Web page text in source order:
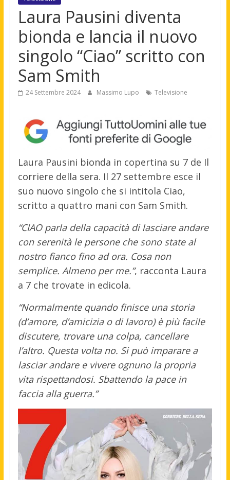
Laura Pausini diventa
bionda e lancia il nuovo
singolo “Ciao” scritto con
Sam Smith
24 Settembre 2024 Massimo Lupo Televisione
Laura Pausini bionda in copertina su 7 de Il
corriere della sera. Il 27 settembre esce il
suo nuovo singolo che si intitola Ciao,
scritto a quattro mani con Sam Smith.
“CIAO parla della capacità di lasciare andare
con serenità le persone che sono state al
nostro fianco fino ad ora. Cosa non
semplice. Almeno per me.”, racconta Laura
a 7 che trovate in edicola.
“Normalmente quando finisce una storia
(d’amore, d’amicizia o di lavoro) è più facile
discutere, trovare una colpa, cancellare
l’altro. Questa volta no. Si può imparare a
lasciar andare e vivere ognuno la propria
vita rispettandosi. Sbattendo la pace in
faccia alla guerra.”